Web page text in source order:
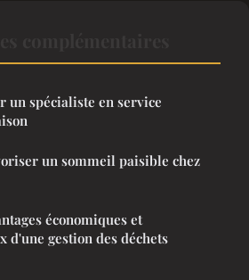
un spécialiste en service
un sommeil paisible chez
économiques et
d'une gestion des déchets